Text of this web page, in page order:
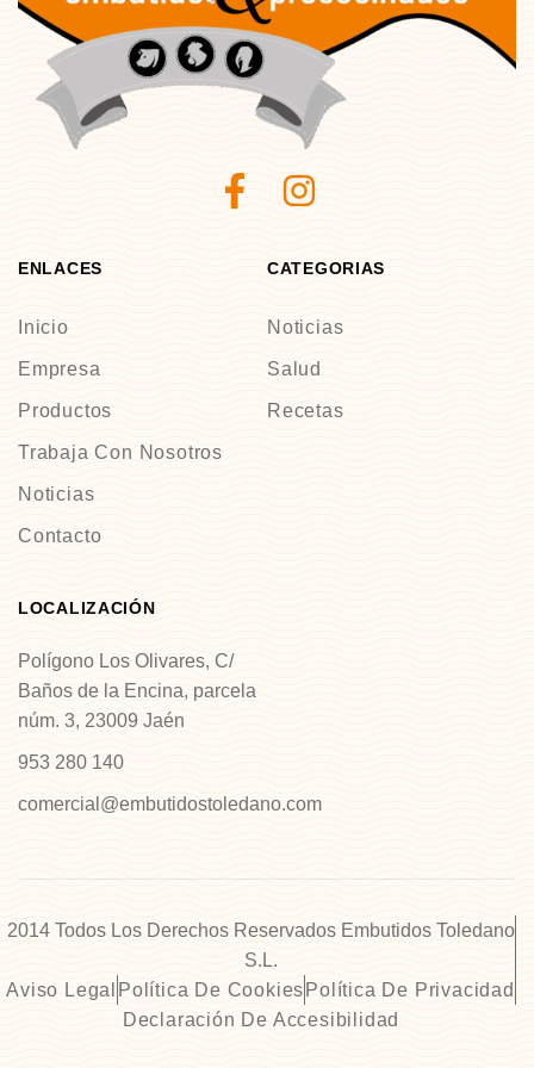
ENLACES
Inicio
Empresa
Productos
Trabaja Con Nosotros
Noticias
Contacto
CATEGORIAS
Noticias
Salud
Recetas
LOCALIZACIÓN
Polígono Los Olivares, C/
Baños de la Encina, parcela
núm. 3, 23009 Jaén
953 280 140
comercial@embutidostoledano.com
2014 Todos Los Derechos Reservados Embutidos Toledano
S.L.
Aviso Legal Política De Cookies Política De Privacidad
Declaración De Accesibilidad